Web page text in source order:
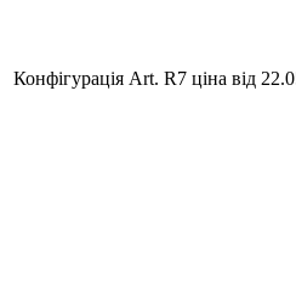
Конфігурація Art. R7 ціна від